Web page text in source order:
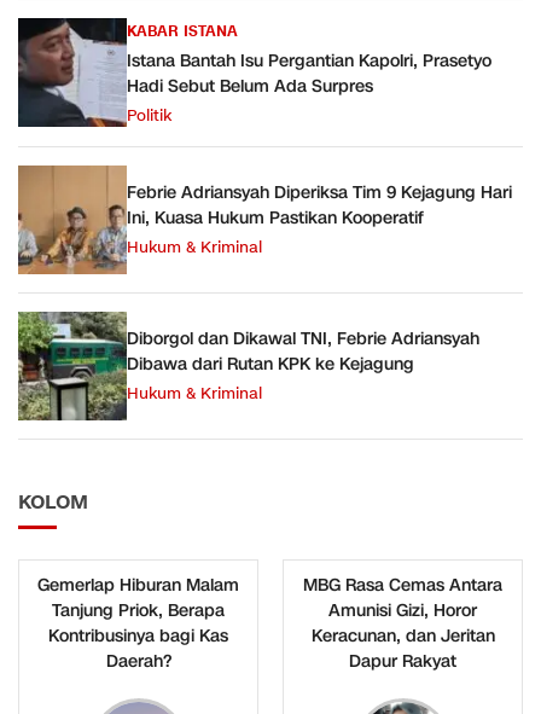
KABAR ISTANA
Istana Bantah Isu Pergantian Kapolri, Prasetyo
Hadi Sebut Belum Ada Surpres
Politik
Febrie Adriansyah Diperiksa Tim 9 Kejagung Hari
Ini, Kuasa Hukum Pastikan Kooperatif
Hukum & Kriminal
Diborgol dan Dikawal TNI, Febrie Adriansyah
Dibawa dari Rutan KPK ke Kejagung
Hukum & Kriminal
KOLOM
Gemerlap Hiburan Malam
Tanjung Priok, Berapa
Kontribusinya bagi Kas
Daerah?
MBG Rasa Cemas Antara
Amunisi Gizi, Horor
Keracunan, dan Jeritan
Dapur Rakyat